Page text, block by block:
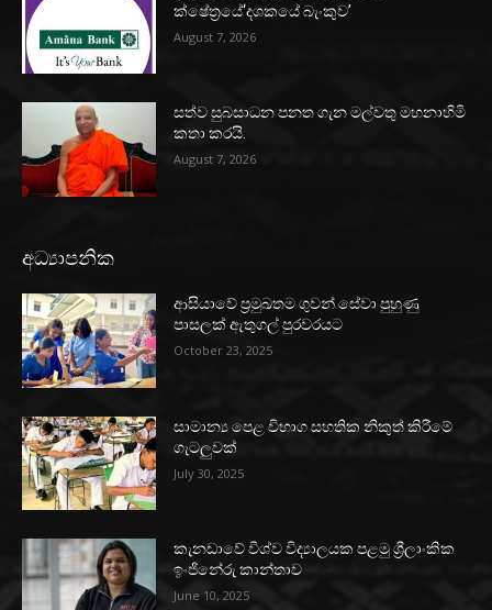
ක්ෂේත්‍රයේ‘දශකයේ බැංකුව’
August 7, 2026
සත්ව සුබසාධන පනත ගැන මල්වතු මහනාහිමි
කතා කරයි.
August 7, 2026
අධ්‍යාපනික
ආසියාවේ ප්‍රමුඛතම ගුවන් සේවා පුහුණු
පාසලක් ඇතුගල් පුරවරයට
October 23, 2025
සාමාන්‍ය පෙළ විභාග සහතික නිකුත් කිරීමේ
ගැටලුවක්
July 30, 2025
කැනඩාවේ විශ්ව විද්‍යාලයක පළමු ශ්‍රීලාංකික
ඉංජිනේරු කාන්තාව
June 10, 2025